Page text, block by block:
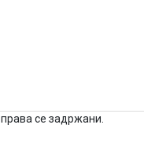
се задржани.